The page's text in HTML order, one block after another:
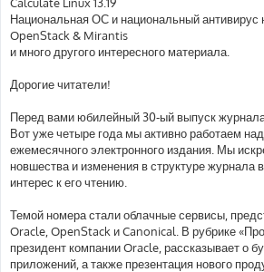
Национальная ОС и национальный антивирус
OpenStack & Mirantis
и много другого интересного материала.
Дорогие читатели!
Перед вами юбилейный 30-ый выпуск
Вот уже четыре года мы активно работаем
ежемесячного электронного издания. Мы
новшества и изменения в структуре журнала
интерес к его чтению.
Темой номера стали облачные сервисы,
Oracle, OpenStack и Canonical. В рубрике
президент компании Oracle, рассказывает о
приложений, а также презентация нового